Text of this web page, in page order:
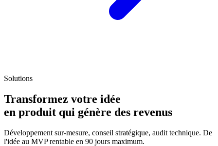
Solutions
Transformez votre idée
en produit qui génère des revenus
Développement sur-mesure, conseil stratégique, audit technique. De
l'idée au MVP rentable en 90 jours maximum.